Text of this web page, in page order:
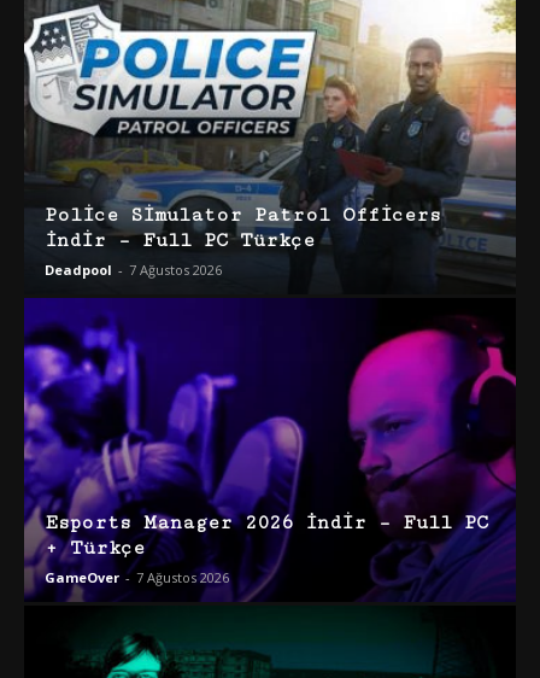
Police Simulator Patrol Officers
İndir – Full PC Türkçe
Deadpool - 7 Ağustos 2026
Esports Manager 2026 İndir – Full PC
+ Türkçe
GameOver - 7 Ağustos 2026